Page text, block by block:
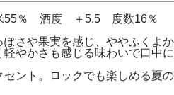
55％ 酒度 ＋5.5 度数16％
さや果実を感じ、ややふくよか
やかさも感じる味わいで口中に
ント。ロックでも楽しめる夏の